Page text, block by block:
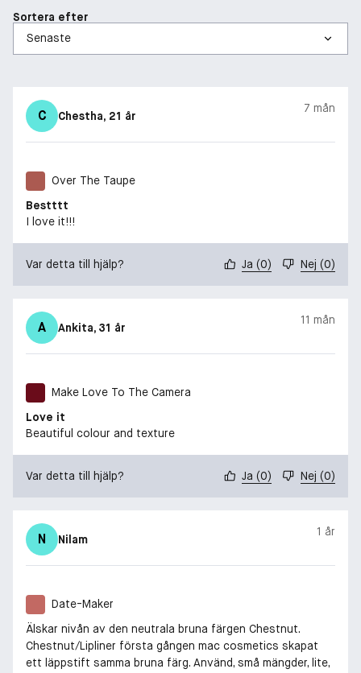
Sortera efter
C Chestha, 21 år
7 mån
Over The Taupe
Bestttt
I love it!!!
Var detta till hjälp? Ja (0) Nej (0)
A Ankita, 31 år
11 mån
Make Love To The Camera
Love it
Beautiful colour and texture
Var detta till hjälp? Ja (0) Nej (0)
N Nilam
1 år
Date-Maker
Älskar nivån av den neutrala bruna färgen Chestnut.
Chestnut/Lipliner första gången mac cosmetics skapat
ett läppstift samma bruna färg. Använd, små mängder, lite,